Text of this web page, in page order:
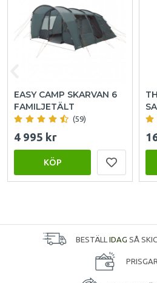
EASY CAMP SKARVAN 6
FAMILJETÄLT
(59)
4 995 kr
KÖP
BESTÄLL IDAG SÅ